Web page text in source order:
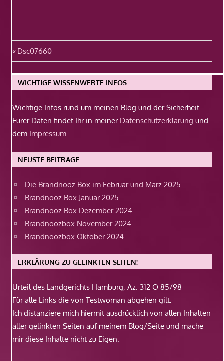
Beitragsnavigation
Vorheriger
Beitrag:
Dsc07660
WICHTIGE WISSENWERTE INFOS
Wichtige Infos rund um meinen Blog und der Sicherheit
Eurer Daten findet Ihr in meiner Datenschutzerklärung und
dem Impressum
NEUSTE BEITRÄGE
Die Brandnooz Box im Februar und März 2025
Brandnooz Box Januar 2025
Brandnooz Box Dezember 2024
Brandnoozbox November 2024
Brandnoozbox Oktober 2024
ERKLÄRUNG ZU GELINKTEN SEITEN!
Urteil des Landgerichts Hamburg, Az. 312 O 85/98
Für alle Links die von Testwoman abgehen gilt:
Ich distanziere mich hiermit ausdrücklich von allen Inhalten
aller gelinkten Seiten auf meinem Blog/Seite und mache
mir diese Inhalte nicht zu Eigen.